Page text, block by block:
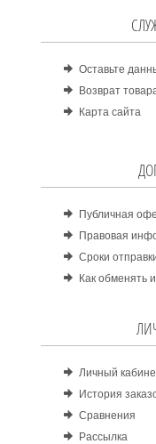
Оставьте
Возврат
Карта сайта
Публичная
Правовая
Сроки
Как обменять
Личный
История
Сравнения
Рассылка